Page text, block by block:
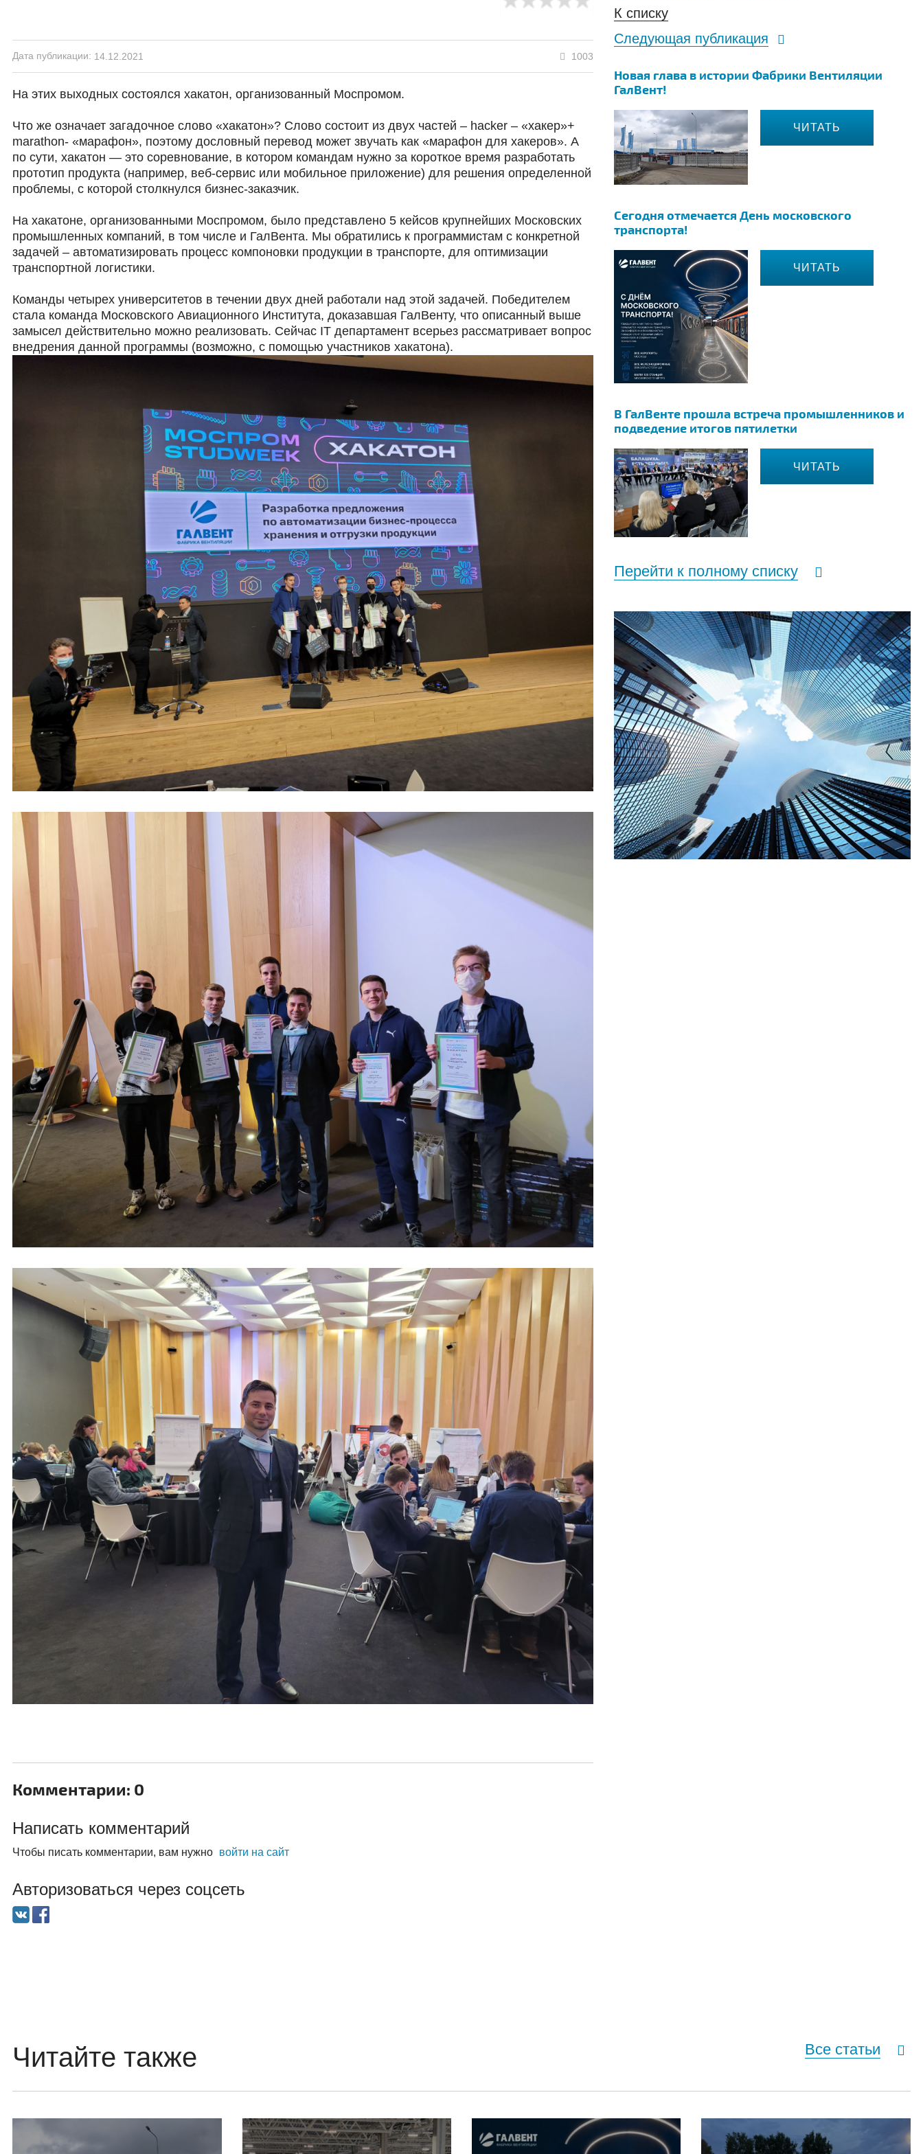
Дата публикации: 14.12.2021 1003
На этих выходных состоялся хакатон, организованный Моспромом.
Что же означает загадочное слово «хакатон»? Слово состоит из двух частей – hacker – «хакер»+
marathon- «марафон», поэтому дословный перевод может звучать как «марафон для хакеров». А
по сути, хакатон — это соревнование, в котором командам нужно за короткое время разработать
прототип продукта (например, веб-сервис или мобильное приложение) для решения определенной
проблемы, с которой столкнулся бизнес-заказчик.
На хакатоне, организованными Моспромом, было представлено 5 кейсов крупнейших Московских
промышленных компаний, в том числе и ГалВента. Мы обратились к программистам с конкретной
задачей – автоматизировать процесс компоновки продукции в транспорте, для оптимизации
транспортной логистики.
Команды четырех университетов в течении двух дней работали над этой задачей. Победителем
стала команда Московского Авиационного Института, доказавшая ГалВенту, что описанный выше
замысел действительно можно реализовать. Сейчас IT департамент всерьез рассматривает вопрос
внедрения данной программы (возможно, с помощью участников хакатона).
Комментарии: 0
Написать комментарий
Чтобы писать комментарии, вам нужно войти на сайт
Авторизоваться через соцсеть
К списку
Следующая публикация
Новая глава в истории Фабрики Вентиляции
ГалВент!
ЧИТАТЬ
Сегодня отмечается День московского
транспорта!
ЧИТАТЬ
В ГалВенте прошла встреча промышленников и
подведение итогов пятилетки
ЧИТАТЬ
Перейти к полному списку
Читайте также Все статьи